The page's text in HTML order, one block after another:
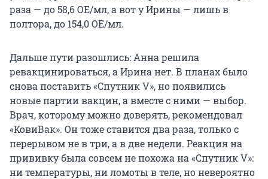
раза — до 58,6 ОЕ/мл, а вот у Ирины — лишь в
полтора, до 154,0 ОЕ/мл.
Дальше пути разошлись: Анна решила
ревакцинироваться, а Ирина нет. В планах было
снова поставить «Спутник V», но появились
новые партии вакцин, а вместе с ними — выбор.
Врач, которому можно доверять, рекомендовал
«КовиВак». Он тоже ставится два раза, только с
перерывом не в три, а в две недели. Реакция на
прививку была совсем не похожа на «Спутник V»:
ни температуры, ни ломоты в теле, но невероятно